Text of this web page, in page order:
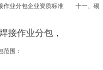
作业分包企业资质标准 十一、 砌
作业分包，
围：